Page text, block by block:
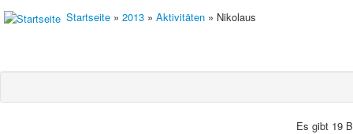
Startseite » 2013 » Aktivitäten » Nikolaus
Es gibt 19